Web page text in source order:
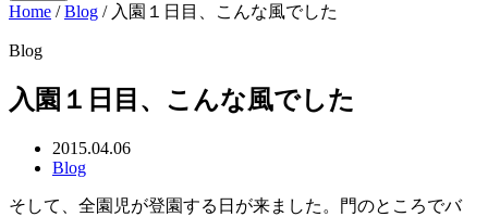
Home /Blog / 入園１日目、こんな風でした
Blog
入園１日目、こんな風でした
2015.04.06
Blog
そして、全園児が登園する日が来ました。門のところでバ